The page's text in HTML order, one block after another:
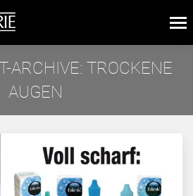
ARCHIVE: TROCKENE
AUGEN